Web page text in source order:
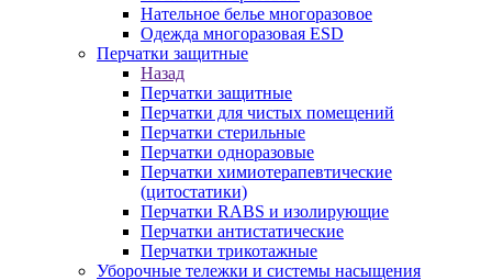
Нательное белье многоразовое
Одежда многоразовая ESD
Перчатки защитные
Назад
Перчатки защитные
Перчатки для чистых помещений
Перчатки стерильные
Перчатки одноразовые
Перчатки химиотерапевтические
(цитостатики)
Перчатки RABS и изолирующие
Перчатки антистатические
Перчатки трикотажные
Уборочные тележки и системы насыщения